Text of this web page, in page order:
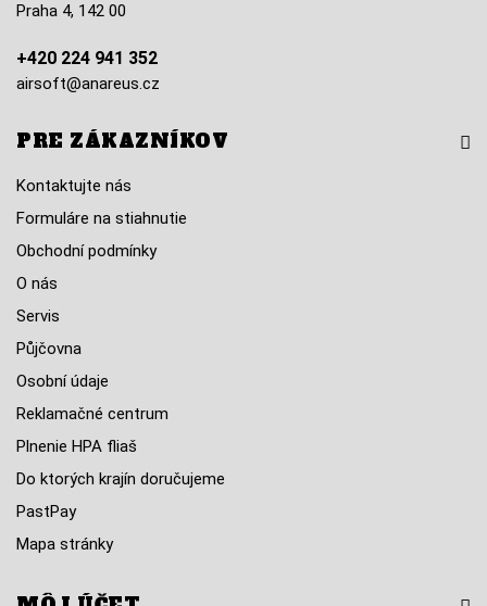
Praha 4, 142 00
+420 224 941 352
airsoft@anareus.cz
PRE ZÁKAZNÍKOV
Kontaktujte nás
Formuláre na stiahnutie
Obchodní podmínky
O nás
Servis
Půjčovna
Osobní údaje
Reklamačné centrum
Plnenie HPA fliaš
Do ktorých krajín doručujeme
PastPay
Mapa stránky